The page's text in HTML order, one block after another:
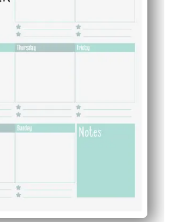
- brug det til lektier, måltider,